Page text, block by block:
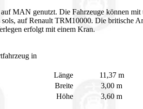
MAN genutzt. Die Fahrzeuge können mit
auf Renault TRM10000. Die britische
erfolgt mit einem Kran.
in
Länge
11,37 m
Breite
3,00 m
Höhe
3,60 m